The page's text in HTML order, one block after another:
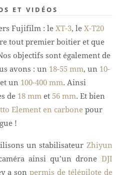
ET VIDÉOS
Fujifilm : le XT-3, leX-T20
tout premier boitier et que
objectifs sont également de
avons : un 18-55 mm, un 10-
et un 100-400 mm. Ainsi
de 18 mm et 56 mm. Et bien
Element en carbone pour
!
un stabilisateur Zhiyun
ainsi qu’un drone DJI
a son permis de télépilote de